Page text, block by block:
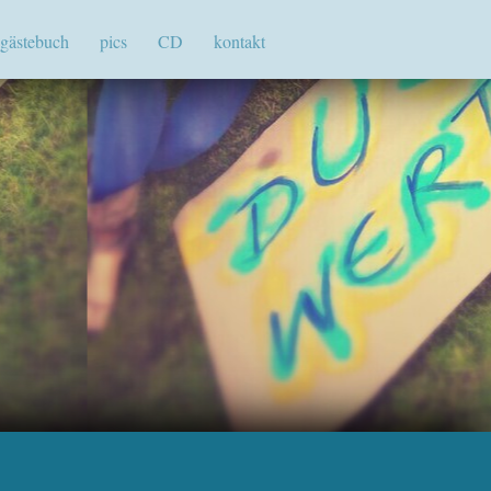
gästebuch pics CD kontakt